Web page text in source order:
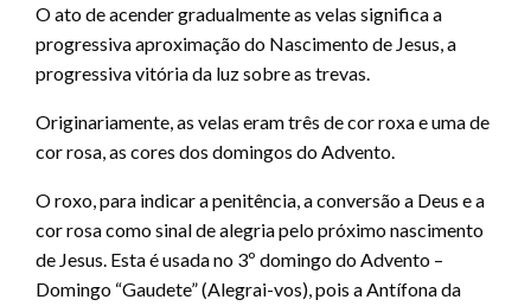
O ato de acender gradualmente as velas significa a
progressiva aproximação do Nascimento de Jesus, a
progressiva vitória da luz sobre as trevas.
Originariamente, as velas eram três de cor roxa e uma de
cor rosa, as cores dos domingos do Advento.
O roxo, para indicar a penitência, a conversão a Deus e a
cor rosa como sinal de alegria pelo próximo nascimento
de Jesus. Esta é usada no 3º domingo do Advento –
Domingo “Gaudete” (Alegrai-vos), pois a Antífona da